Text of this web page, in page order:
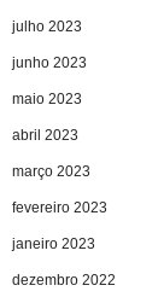
julho 2023
junho 2023
maio 2023
abril 2023
março 2023
fevereiro 2023
janeiro 2023
dezembro 2022